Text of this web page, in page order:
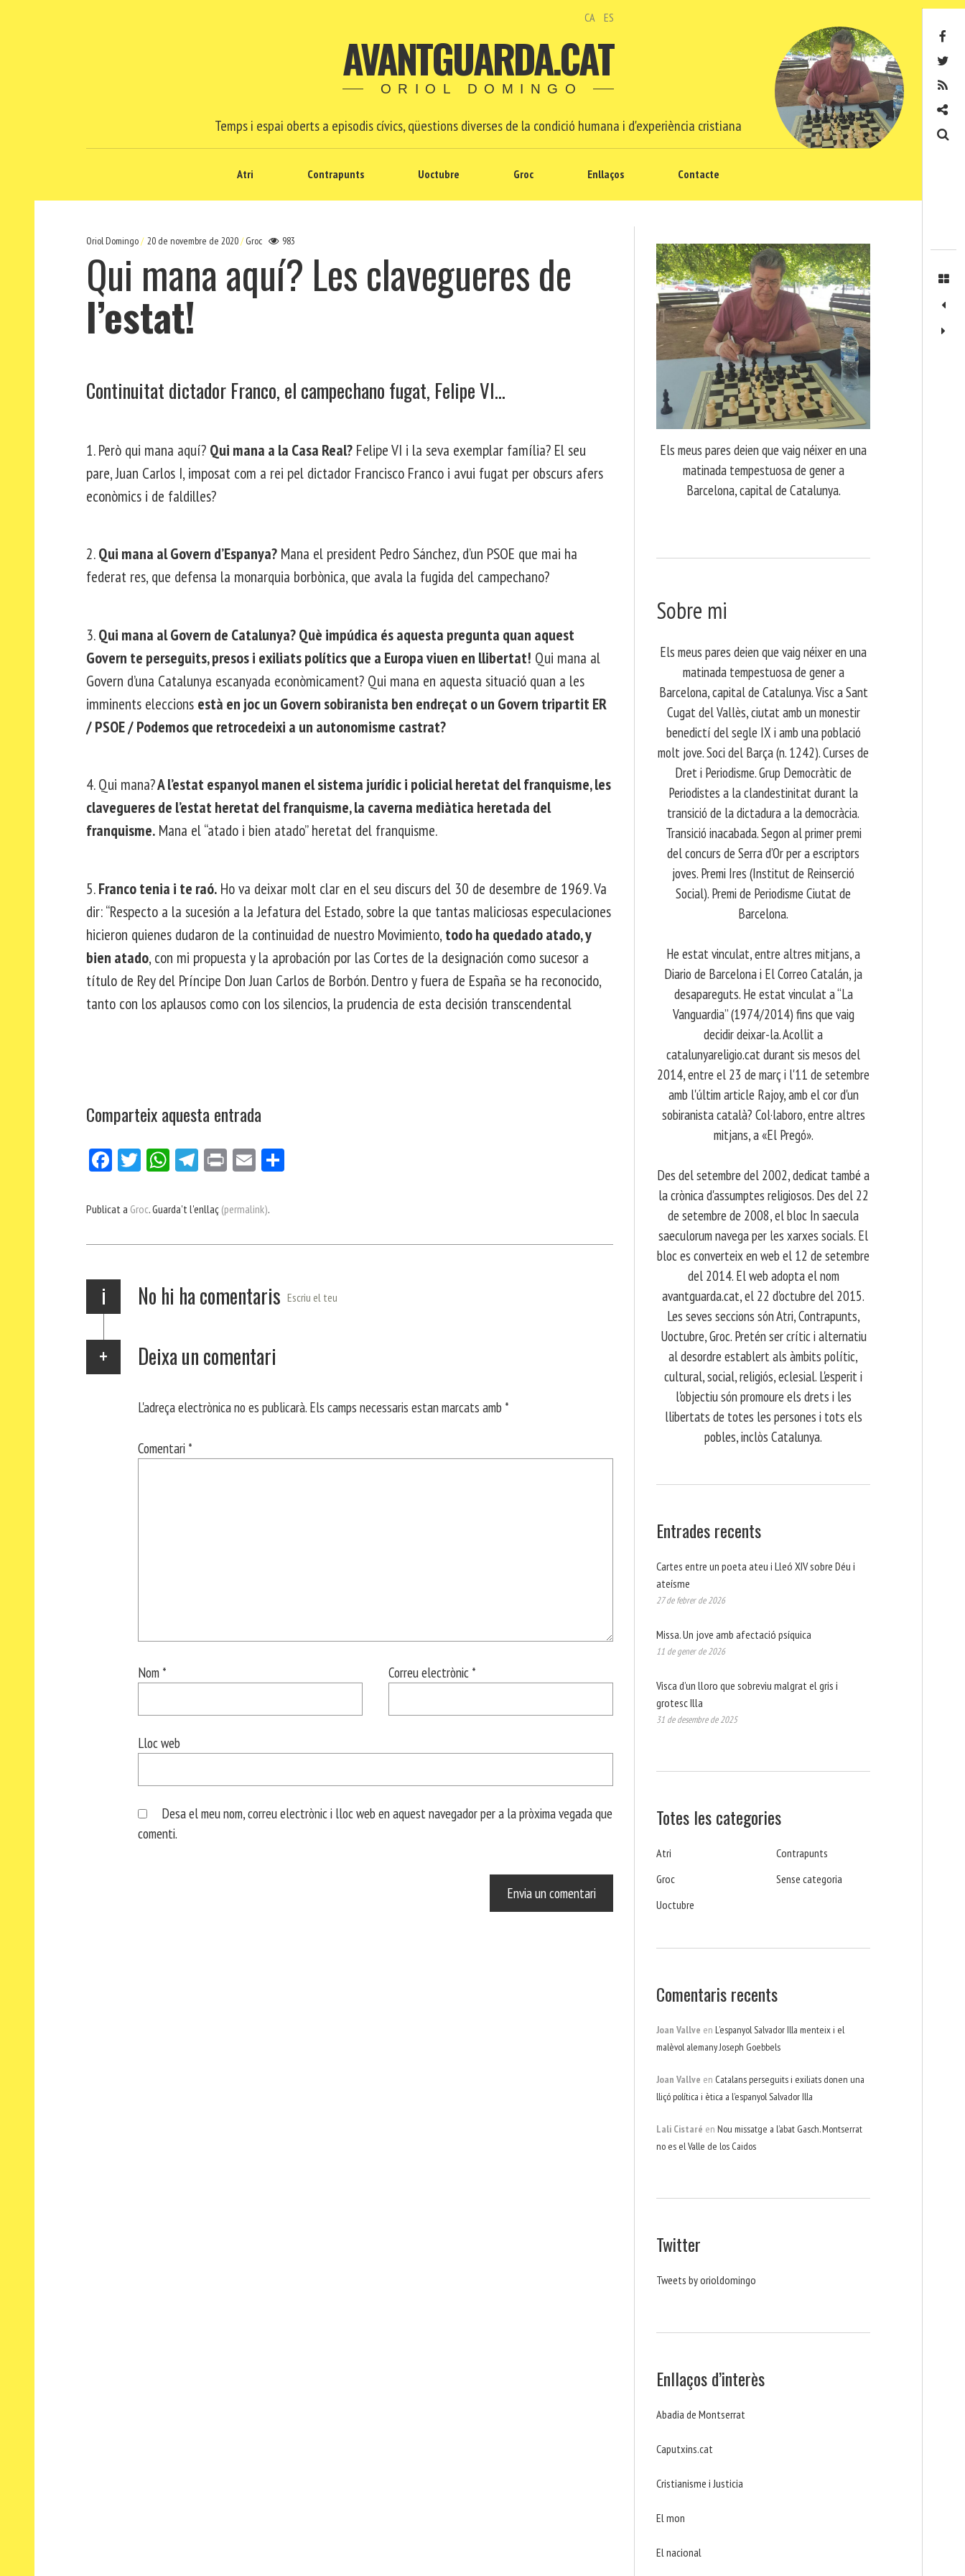
CA ES
AVANTGUARDA.CAT
ORIOL DOMINGO
Temps i espai oberts a episodis cívics, qüestions diverses de la condició humana i d'experiència cristiana
Atri Contrapunts Uoctubre Groc Enllaços Contacte
Oriol Domingo 20 de novembre de 2020 Groc 983
Qui mana aquí? Les clavegueres de
l’estat!
Continuitat dictador Franco, el campechano fugat, Felipe VI…
1. Però qui mana aquí? Qui mana a la Casa Real? Felipe VI i la seva exemplar família? El seu
pare, Juan Carlos I, imposat com a rei pel dictador Francisco Franco i avui fugat per obscurs afers
econòmics i de faldilles?
2.Qui mana al Govern d’Espanya? Mana el president Pedro Sánchez, d’un PSOE que mai ha
federat res, que defensa la monarquia borbònica, que avala la fugida del campechano?
3.Qui mana al Govern de Catalunya? Què impúdica és aquesta pregunta quan aquest
Govern te perseguits, presos i exiliats polítics que a Europa viuen en llibertat! Qui mana al
Govern d’una Catalunya escanyada econòmicament? Qui mana en aquesta situació quan a les
imminents eleccions està en joc un Govern sobiranista ben endreçat o un Govern tripartit ER
/ PSOE / Podemos que retrocedeixi a un autonomisme castrat?
4. Qui mana?A l’estat espanyol manen el sistema jurídic i policial heretat del franquisme, les
clavegueres de l’estat heretat del franquisme, la caverna mediàtica heretada del
franquisme. Mana el “atado i bien atado” heretat del franquisme.
5.Franco tenia i te raó. Ho va deixar molt clar en el seu discurs del 30 de desembre de 1969. Va
dir: “Respecto a la sucesión a la Jefatura del Estado, sobre la que tantas maliciosas especulaciones
hicieron quienes dudaron de la continuidad de nuestro Movimiento,todo ha quedado atado, y
bien atado, con mi propuesta y la aprobación por las Cortes de la designación como sucesor a
título de Rey del Príncipe Don Juan Carlos de Borbón. Dentro y fuera de España se ha reconocido,
tanto con los aplausos como con los silencios, la prudencia de esta decisión transcendental
Comparteix aquesta entrada
Fa
bo
Tw
er
W
ts
p
Te
gr
m
Pri E
ail
ei
Publicat a Groc. Guarda't l'enllaç (permalink).
i No hi ha comentaris Escriu el teu
Deixa un comentari
L'adreça electrònica no es publicarà. Els camps necessaris estan marcats amb *
Comentari *
Nom * Correu electrònic *
Lloc web
Desa el meu nom, correu electrònic i lloc web en aquest navegador per a la pròxima vegada que
comenti.
Els meus pares deien que vaig néixer en una
matinada tempestuosa de gener a
Barcelona, capital de Catalunya.
Sobre mi
Els meus pares deien que vaig néixer en una
matinada tempestuosa de gener a
Barcelona, capital de Catalunya. Visc a Sant
Cugat del Vallès, ciutat amb un monestir
benedictí del segle IX i amb una població
molt jove. Soci del Barça (n. 1242). Curses de
Dret i Periodisme. Grup Democràtic de
Periodistes a la clandestinitat durant la
transició de la dictadura a la democràcia.
Transició inacabada. Segon al primer premi
del concurs de Serra d’Or per a escriptors
joves. Premi Ires (Institut de Reinserció
Social). Premi de Periodisme Ciutat de
Barcelona.
​ He estat vinculat, entre altres mitjans, a
Diario de Barcelona i El Correo Catalán, ja
desapareguts. He estat vinculat a “La
Vanguardia” (1974/2014) fins que vaig
decidir deixar-la. Acollit a
catalunyareligio.cat durant sis mesos del
2014, entre el 23 de març i l'11 de setembre
amb l'últim article Rajoy, amb el cor d'un
sobiranista català? Col·laboro, entre altres
mitjans, a «El Pregó».
​ Des del setembre del 2002, dedicat també a
la crònica d'assumptes religiosos. Des del 22
de setembre de 2008, el bloc In saecula
saeculorum navega per les xarxes socials. El
bloc es converteix en web el 12 de setembre
del 2014. El web adopta el nom
avantguarda.cat, el 22 d'octubre del 2015.
Les seves seccions són Atri, Contrapunts,
Uoctubre, Groc. Pretén ser crític i alternatiu
al desordre establert als àmbits polític,
cultural, social, religiós, eclesial. L'esperit i
l'objectiu són promoure els drets i les
llibertats de totes les persones i tots els
pobles, inclòs Catalunya.
Entrades recents
Cartes entre un poeta ateu i Lleó XIV sobre Déu i
ateísme
27 de febrer de 2026
Missa. Un jove amb afectació psíquica
11 de gener de 2026
Visca d’un lloro que sobreviu malgrat el gris i
grotesc Illa
31 de desembre de 2025
Totes les categories
Atri
Contrapunts
Groc
Sense categoria
Uoctubre
Comentaris recents
Joan Vallve en L’espanyol Salvador Illa menteix i el
malèvol alemany Joseph Goebbels
Joan Vallve en Catalans perseguits i exiliats donen una
lliçó política i ètica a l’espanyol Salvador Illa
Lali Cistaré en Nou missatge a l’abat Gasch. Montserrat
no es el Valle de los Caidos
Twitter
Tweets by orioldomingo
Enllaços d’interès
Abadia de Montserrat
Caputxins.cat
Cristianisme i Justicia
El mon
El nacional
Contacte